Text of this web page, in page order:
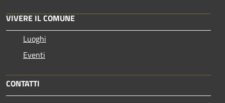
VIVERE IL COMUNE
Luoghi
Eventi
CONTATTI